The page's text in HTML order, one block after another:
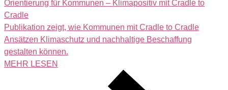
Orientierung für Kommunen – Klimapositiv mit Cradle to
Cradle
Publikation zeigt, wie Kommunen mit Cradle to Cradle
Ansätzen Klimaschutz und nachhaltige Beschaffung
gestalten können.
MEHR LESEN